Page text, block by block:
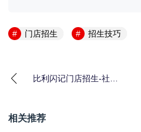
门店招生 招生技巧
比利闪记门店招生-社区
相关推荐